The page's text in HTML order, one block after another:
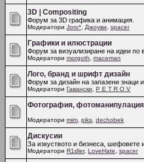
3D | Compositing
Форум за 3D графика и анимация.
Модератори Joro* Джоуви spacer
Графики и илюстрации
Форум за визуализиране на идеи по
Модератори morgoth maceman
Лого, бранд и шрифт дизайн
Форум за дизайн на запазени знаци
Модератори Гавански P E T R O V
Фотография,
Модератори mim piks dechobek
Дискусии
За изкуството и бизнеса, шефовете
Модератори R1dler, LoveHate spacer